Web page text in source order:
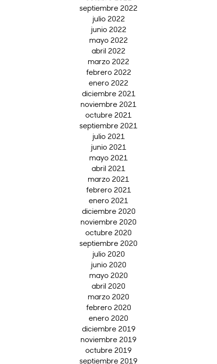
septiembre 2022
julio 2022
junio 2022
mayo 2022
abril 2022
marzo 2022
febrero 2022
enero 2022
diciembre 2021
noviembre 2021
octubre 2021
septiembre 2021
julio 2021
junio 2021
mayo 2021
abril 2021
marzo 2021
febrero 2021
enero 2021
diciembre 2020
noviembre 2020
octubre 2020
septiembre 2020
julio 2020
junio 2020
mayo 2020
abril 2020
marzo 2020
febrero 2020
enero 2020
diciembre 2019
noviembre 2019
octubre 2019
septiembre 2019